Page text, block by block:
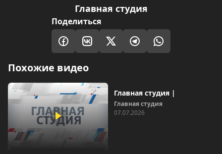
Главная студия
Поделиться
Похожие видео
Главная студия |
Главная студия
07.07.2026